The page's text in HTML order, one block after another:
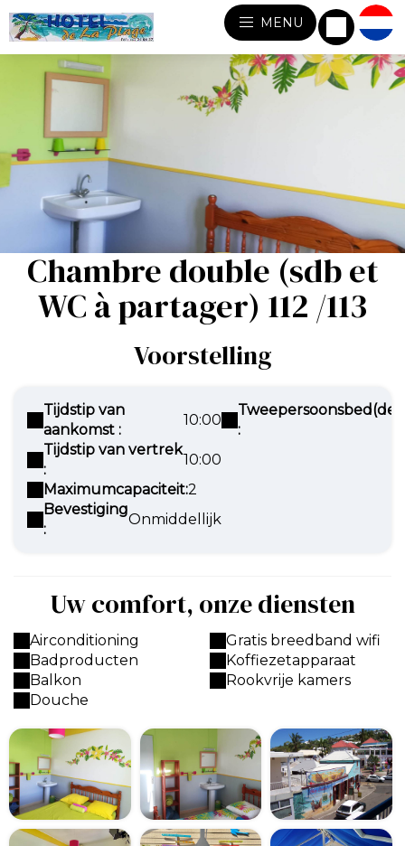
MENU
Chambre double (sdb et
WC à partager) 112 /113
Voorstelling
Tijdstip van
aankomst :
10:00
Tijdstip van vertrek
:
10:00
Maximumcapaciteit:2
Bevestiging
:
Onmiddellijk
:
Uw comfort, onze diensten
Airconditioning
Badproducten
Balkon
Douche
Gratis breedband wifi
Koffiezetapparaat
Rookvrije kamers